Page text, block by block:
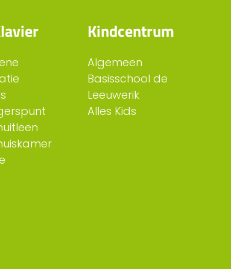
Kindcentrum
Algemeen
Basisschool de
Leeuwerik
Alles Kids